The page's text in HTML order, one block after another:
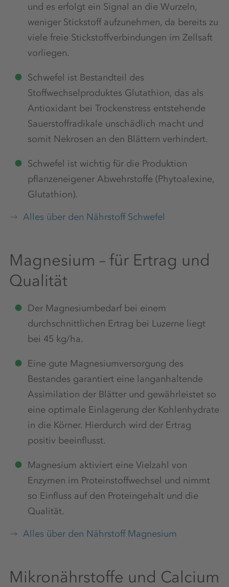
und es erfolgt ein Signal an die Wurzeln,
weniger Stickstoff aufzunehmen, da bereits zu
viele freie Stickstoffverbindungen im Zellsaft
vorliegen.
Schwefel ist Bestandteil des
Stoffwechselproduktes Glutathion, das als
Antioxidant bei Trockenstress entstehende
Sauerstoffradikale unschädlich macht und
somit Nekrosen an den Blättern verhindert.
Schwefel ist wichtig für die Produktion
pflanzeneigener Abwehrstoffe (Phytoalexine,
Glutathion).
Alles über den Nährstoff Schwefel
Magnesium – für Ertrag und
Qualität
Der Magnesiumbedarf bei einem
durchschnittlichen Ertrag bei Luzerne liegt
bei 45 kg/ha.
Eine gute Magnesiumversorgung des
Bestandes garantiert eine langanhaltende
Assimilation der Blätter und gewährleistet so
eine optimale Einlagerung der Kohlenhydrate
in die Körner. Hierdurch wird der Ertrag
positiv beeinflusst.
Magnesium aktiviert eine Vielzahl von
Enzymen im Proteinstoffwechsel und nimmt
so Einfluss auf den Proteingehalt und die
Qualität.
Alles über den Nährstoff Magnesium
Mikronährstoffe und Calcium